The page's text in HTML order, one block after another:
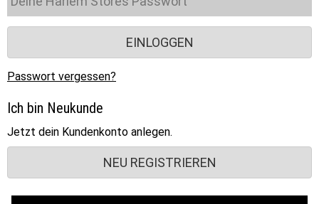
Passwort vergessen?
Ich bin Neukunde
Jetzt dein Kundenkonto anlegen.
NEU REGISTRIEREN